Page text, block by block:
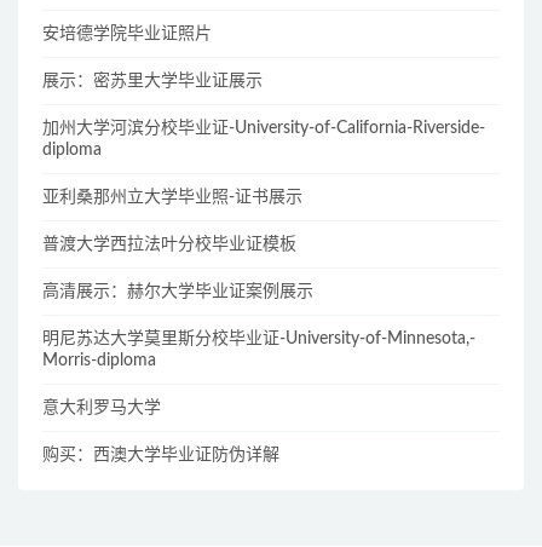
安培德学院毕业证照片
展示：密苏里大学毕业证展示
加州大学河滨分校毕业证-University-of-California-Riverside-
diploma
亚利桑那州立大学毕业照-证书展示
普渡大学西拉法叶分校毕业证模板
高清展示：赫尔大学毕业证案例展示
明尼苏达大学莫里斯分校毕业证-University-of-Minnesota,-
Morris-diploma
意大利罗马大学
购买：西澳大学毕业证防伪详解